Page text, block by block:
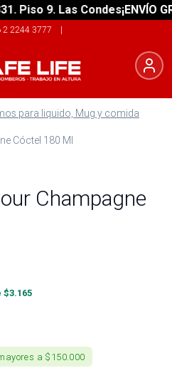
9. Las Condes¡ENVÍO
2 2244 3777 |
para liquido, Mug y comida
Cóctel 180 Ml
Champagne
$3.165
a $150.000